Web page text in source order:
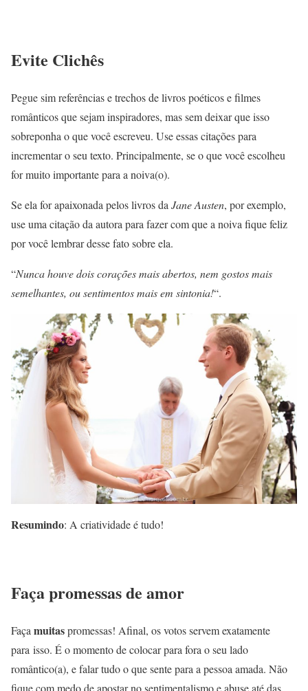
Evite Clichês
Pegue sim referências e trechos de livros poéticos e filmes
românticos que sejam inspiradores, mas sem deixar que isso
sobreponha o que você escreveu. Use essas citações para
incrementar o seu texto. Principalmente, se o que você escolheu
for muito importante para a noiva(o).
Se ela for apaixonada pelos livros da Jane Austen, por exemplo,
use uma citação da autora para fazer com que a noiva fique feliz
por você lembrar desse fato sobre ela.
“Nunca houve dois corações mais abertos, nem gostos mais
semelhantes, ou sentimentos mais em sintonia!“.
Resumindo: A criatividade é tudo!
Faça promessas de amor
Faça muitaspromessas! Afinal, os votos servem exatamente
para isso. É o momento de colocar para fora o seu lado
romântico(a), e falar tudo o que sente para a pessoa amada. Não
fique com medo de apostar no sentimentalismo e abuse até das